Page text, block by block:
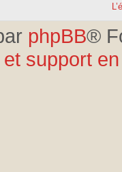
phpBB®
support